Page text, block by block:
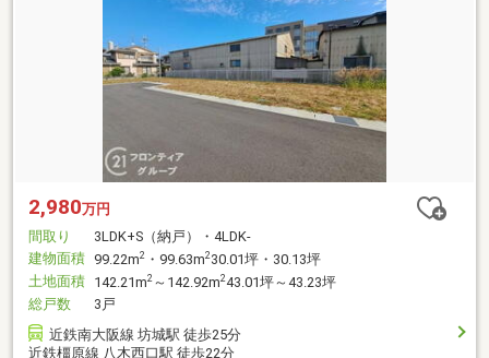
2,980万円
間取り
3LDK+S（納戸）・4LDK-
建物面積 99.22m2 ・99.63m2 30.01坪・30.13坪
土地面積 142.21m2 ～142.92m243.01坪～43.23坪
総戸数
3戸
近鉄南大阪線 坊城駅 徒歩25分
近鉄橿原線 八木西口駅 徒歩22分